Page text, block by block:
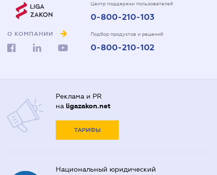
О КОМПАНИИ
Центр поддержки пользователей
0-800-210-103
Подбор продуктов и решений
0-800-210-102
Реклама и PR
на ligazakon.net
ТАРИФЫ
Национальный юридический